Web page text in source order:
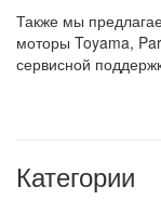
Также мы
моторы Toyama,
сервисной
Категории